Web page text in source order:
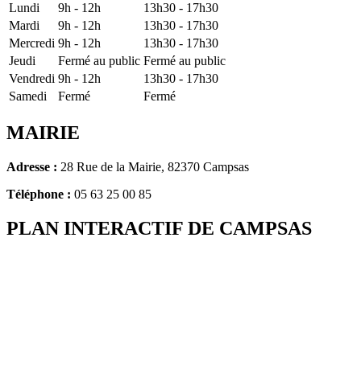
Lundi
9h - 12h
13h30 - 17h30
Mardi
9h - 12h
13h30 - 17h30
Mercredi 9h - 12h
13h30 - 17h30
Jeudi
Fermé au public Fermé au public
Vendredi 9h - 12h
13h30 - 17h30
Samedi
Fermé Fermé
MAIRIE
Adresse : 28 Rue de la Mairie, 82370 Campsas
Téléphone : 05 63 25 00 85
PLAN INTERACTIF DE CAMPSAS